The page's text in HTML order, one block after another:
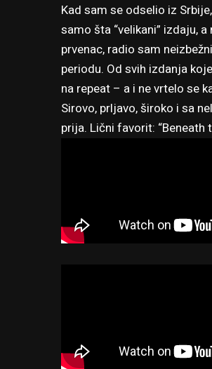
Kad sam se odselio iz
samo šta “velikani” izdaju,
prvenac, radio sam
periodu. Od svih izdanja
na repeat – a i ne vrtelo se
Sirovo, prljavo, široko i sa
prija. Lični favorit: “Beneath